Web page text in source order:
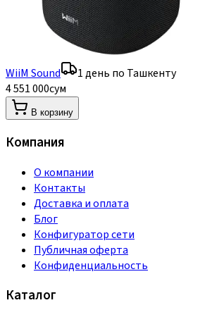
WiiM Sound
1 день по Ташкенту
4 551 000сум
В корзину
Компания
О компании
Контакты
Доставка и оплата
Блог
Конфигуратор сети
Публичная оферта
Конфиденциальность
Каталог